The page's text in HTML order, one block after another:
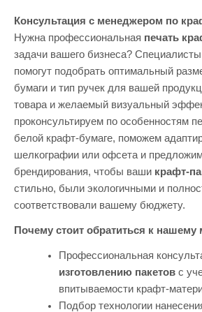
быстрее. Наша типография
старается идти навстречу
вас горят сроки к открытию
Консультация с менеджером по
Нужна профессиональная печать
задачи вашего бизнеса? Специалисты
помогут подобрать оптимальный
бумаги и тип ручек для вашей
товара и желаемый визуальный
проконсультируем по особенностям
белой крафт-бумаге, поможем
шелкографии или офсета и
брендирования, чтобы ваши крафт-
стильно, были экологичными и
соответствовали вашему бюджету.
Почему стоит обратиться к нашему
Профессиональная
изготовлению пакетовс
впитываемости крафт-
Подбор технологии